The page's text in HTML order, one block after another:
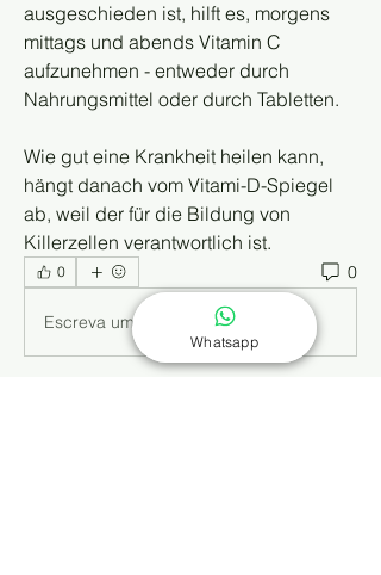
ausgeschieden ist, hilft es, morgens
mittags und abends Vitamin C
aufzunehmen - entweder durch
Nahrungsmittel oder durch Tabletten.
Wie gut eine Krankheit heilen kann,
hängt danach vom Vitami-D-Spiegel
ab, weil der für die Bildung von
Killerzellen verantwortlich ist.
0 0
Escreva um comentário
Whatsapp